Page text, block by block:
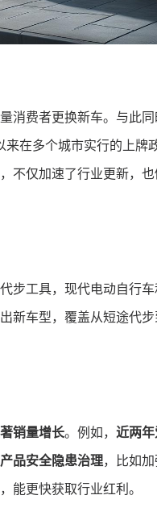
消费者更换新车。与此同
在多个城市实行的上牌
不仅加速了行业更新，
步工具，现代电动自行
新车型，覆盖从短途代
销量增长。例如， 近两年
产品安全隐患治理，比如
能更快获取行业红利。